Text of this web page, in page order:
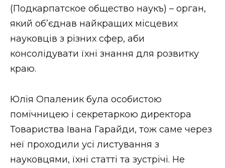
ВІДЕО
(Подкарпатское общество наукъ) – орган,
який об’єднав найкращих місцевих
науковців з різних сфер, аби
консолідувати їхні знання для розвитку
краю.
Юлія Опаленик була особистою
помічницею і секретаркою директора
Товариства Івана Гарайди, тож саме через
неї проходили усі листування з
науковцями, їхні статті та зустрічі. Не